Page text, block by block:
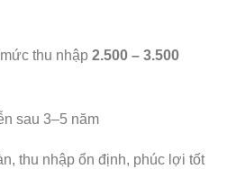
thu nhập 2.500 – 3.500
sau 3–5 năm
thu nhập ổn định, phúc lợi tốt